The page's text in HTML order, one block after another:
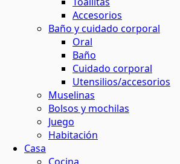
Accesorios
Baño y cuidado corporal
Oral
Baño
Cuidado corporal
Utensilios/accesorios
Muselinas
Bolsos y mochilas
Juego
Habitación
Casa